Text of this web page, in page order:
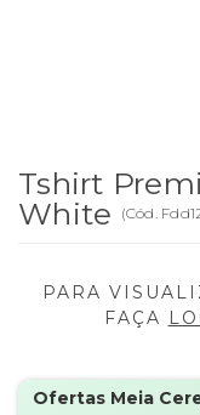
Tshirt
White
(Cód.
PARA
FAÇA
Ofertas Meia